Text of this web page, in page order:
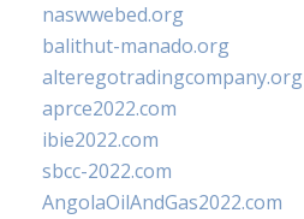
naswwebed.org
balithut-manado.org
alteregotradingcompany.org
aprce2022.com
ibie2022.com
sbcc-2022.com
AngolaOilAndGas2022.com